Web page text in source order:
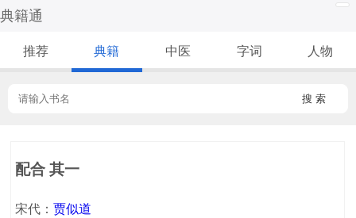
典籍通
推荐 典籍 中医 字词 人物
搜 索
配合 其一
宋代：贾似道